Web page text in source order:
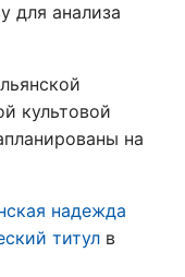
для анализа
культовой
на
надежда
титул в